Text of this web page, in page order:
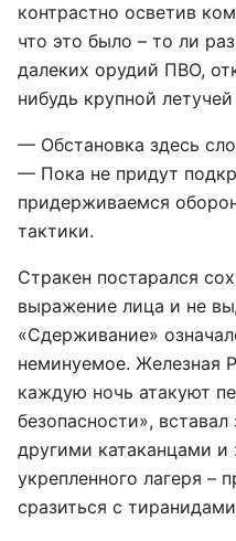
контрастно осветив
что это было – то ли
далеких орудий ПВО,
нибудь крупной
— Обстановка здесь
— Пока не придут
придерживаемся
тактики.
Стракен постарался
выражение лица и не
«Сдерживание»
неминуемое. Железная
каждую ночь атакуют
безопасности»,
другими катаканцами
укрепленного лагеря –
сразиться с